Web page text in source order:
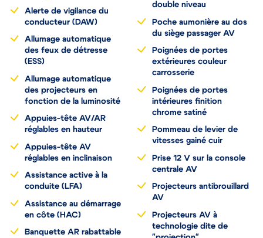
Alerte de vigilance du
conducteur (DAW)
Allumage automatique
des feux de détresse
(ESS)
Allumage automatique
des projecteurs en
fonction de la luminosité
Appuies-tête AV/AR
réglables en hauteur
Appuies-tête AV
réglables en inclinaison
Assistance active à la
conduite (LFA)
Assistance au démarrage
en côte (HAC)
Banquette AR rabattable
double niveau
Poche aumonière au dos
du siège passager AV
Poignées de portes
extérieures couleur
carrosserie
Poignées de portes
intérieures finition
chrome satiné
Pommeau de levier de
vitesses gainé cuir
Prise 12 V sur la console
centrale AV
Projecteurs antibrouillard
AV
Projecteurs AV à
technologie dite de